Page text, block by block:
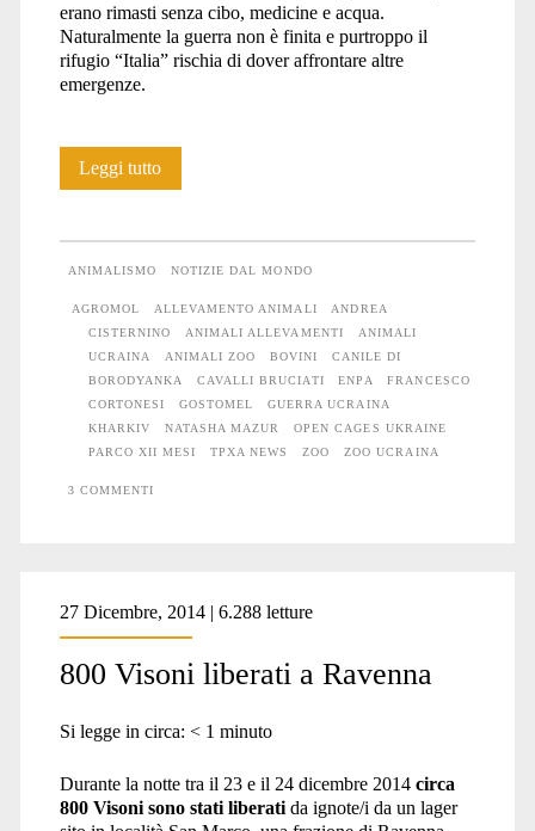
erano rimasti senza cibo, medicine e acqua.
Naturalmente la guerra non è finita e purtroppo il
rifugio “Italia” rischia di dover affrontare altre
emergenze.
Leggi tuttoAnche
la
guerra
#9
ANIMALISMO NOTIZIE DAL MONDO
AGROMOL ALLEVAMENTO ANIMALI
ANDREA
CISTERNINO
ANIMALI ALLEVAMENTI
ANIMALI
UCRAINA
ANIMALI ZOO BOVINI
CANILE DI
BORODYANKA
CAVALLI BRUCIATI ENPA
FRANCESCO
CORTONESI
GOSTOMEL
GUERRA UCRAINA
KHARKIV
NATASHA MAZUR
OPEN CAGES UKRAINE
PARCO XII MESI
TPXA NEWS ZOO ZOO UCRAINA
3 COMMENTI
27 Dicembre, 2014 | 6.288 letture
800 Visoni liberati a Ravenna
Si legge in circa: < 1 minuto
Durante la notte tra il 23 e il 24 dicembre 2014 circa
800 Visoni sono stati liberatida ignote/i da un lager